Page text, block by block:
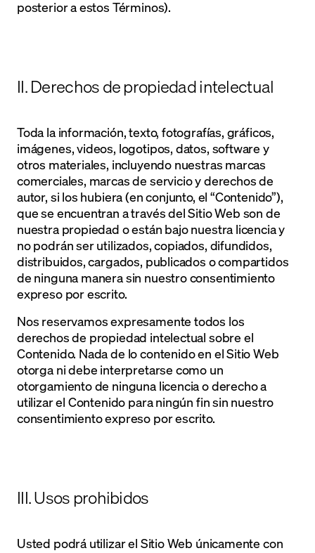
posterior a estos Términos).
II. Derechos de propiedad intelectual
Toda la información, texto, fotografías, gráficos,
imágenes, videos, logotipos, datos, software y
otros materiales, incluyendo nuestras marcas
comerciales, marcas de servicio y derechos de
autor, si los hubiera (en conjunto, el “Contenido”),
que se encuentran a través del Sitio Web son de
nuestra propiedad o están bajo nuestra licencia y
no podrán ser utilizados, copiados, difundidos,
distribuidos, cargados, publicados o compartidos
de ninguna manera sin nuestro consentimiento
expreso por escrito.
Nos reservamos expresamente todos los
derechos de propiedad intelectual sobre el
Contenido. Nada de lo contenido en el Sitio Web
otorga ni debe interpretarse como un
otorgamiento de ninguna licencia o derecho a
utilizar el Contenido para ningún fin sin nuestro
consentimiento expreso por escrito.
III. Usos prohibidos
Usted podrá utilizar el Sitio Web únicamente con